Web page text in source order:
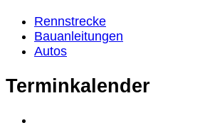
Rennstrecke
Bauanleitungen
Autos
Terminkalender